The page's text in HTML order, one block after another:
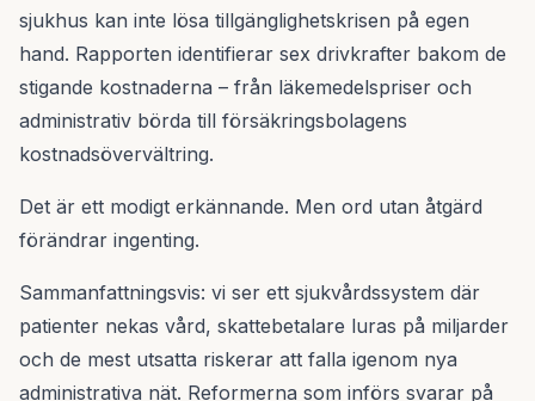
sjukhus kan inte lösa tillgänglighetskrisen på egen
hand. Rapporten identifierar sex drivkrafter bakom de
stigande kostnaderna – från läkemedelspriser och
administrativ börda till försäkringsbolagens
kostnadsövervältring.
Det är ett modigt erkännande. Men ord utan åtgärd
förändrar ingenting.
Sammanfattningsvis: vi ser ett sjukvårdssystem där
patienter nekas vård, skattebetalare luras på miljarder
och de mest utsatta riskerar att falla igenom nya
administrativa nät. Reformerna som införs svarar på